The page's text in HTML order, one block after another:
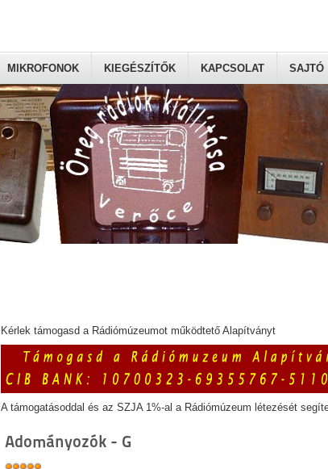
MIKROFONOK KIEGÉSZÍTŐK KAPCSOLAT SAJTÓ
Kérlek támogasd a Rádiómúzeumot működtető Alapítványt
A támogatásoddal és az SZJA 1%-al a Rádiómúzeum létezését
Adományozók - G